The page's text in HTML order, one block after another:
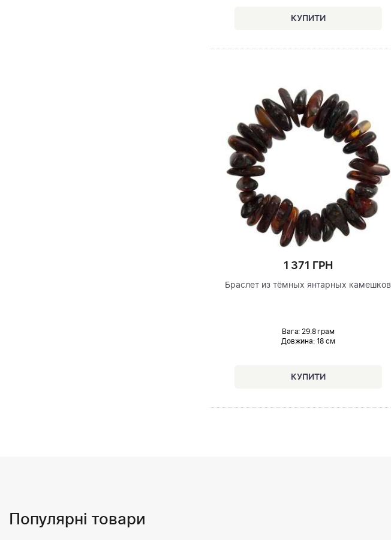
1 371 ГРН
Браслет из тёмных янтарных камешков
Вага: 29.8 грам
Довжина:18 см
Популярні товари